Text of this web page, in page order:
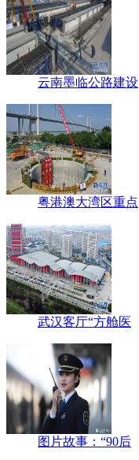
云南墨临公路建设
粤港澳大湾区重点
武汉客厅“方舱医
图片故事：“90后